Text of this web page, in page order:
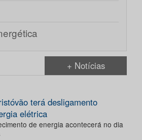
+ Notícias
terá desligamento
elétrica
de energia acontecerá no dia